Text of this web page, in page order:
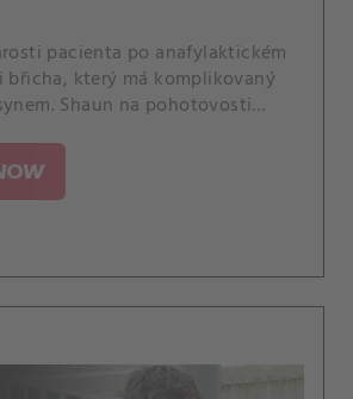
pacienta po anafylaktickém
břicha, který má komplikovaný
Shaun na pohotovosti